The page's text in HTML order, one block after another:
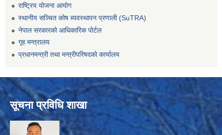
राष्ट्रिय योजना आयोग
स्थानीय सञ्चित कोष ब्यवस्थापन प्रणाली (SuTRA)
नेपाल सरकारको आधिकारिक पोर्टल
गृह मन्त्रालय
प्रधानमन्त्री तथा मन्त्रीपरिषदको कार्यालय
सूचना प्रविधि शाखा